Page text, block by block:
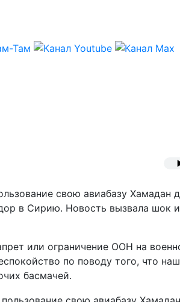
свою авиабазу Хамадан
в Сирию. Новость вызвала шок
или ограничение ООН на
по поводу того, что
басмачей.